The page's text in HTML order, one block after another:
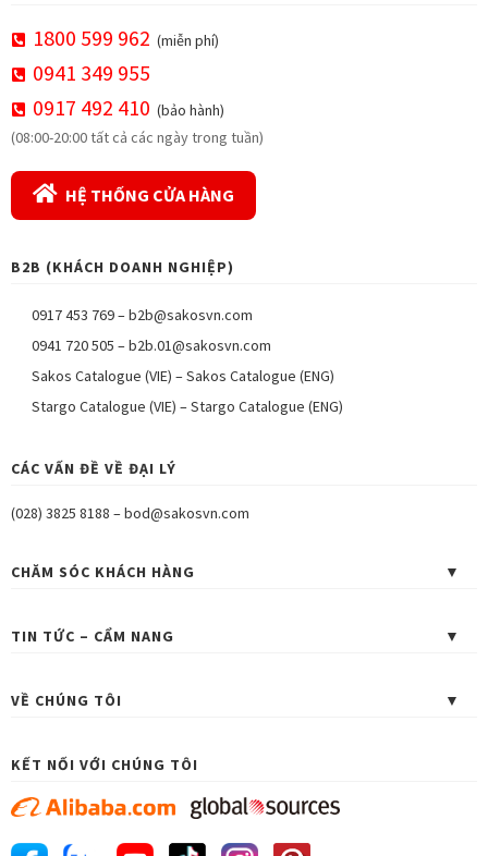
1800 599 962 (miễn phí)
0941 349 955
0917 492 410 (bảo hành)
(08:00-20:00 tất cả các ngày trong tuần)
HỆ THỐNG CỬA HÀNG
B2B (KHÁCH DOANH NGHIỆP)
0917 453 769–b2b@sakosvn.com
0941 720 505 –b2b.01@sakosvn.com
Sakos Catalogue (VIE) –Sakos Catalogue (ENG)
Stargo Catalogue (VIE) –Stargo Catalogue (ENG)
CÁC VẤN ĐỀ VỀ ĐẠI LÝ
(028) 3825 8188 –bod@sakosvn.com
CHĂM SÓC KHÁCH HÀNG
TIN TỨC – CẨM NANG
VỀ CHÚNG TÔI
KẾT NỐI VỚI CHÚNG TÔI